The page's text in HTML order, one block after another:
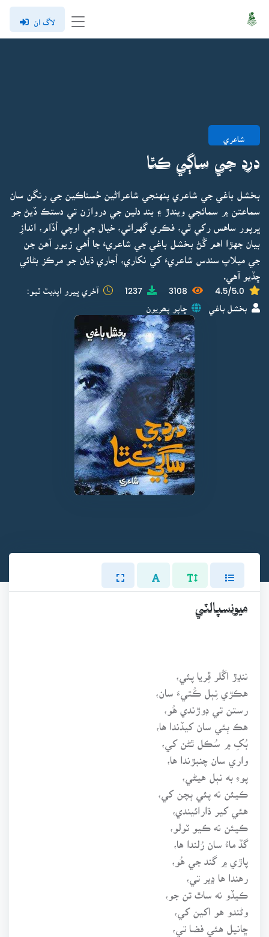
لاگ ان
شاعري
درد جي ساڳي ڪٿا
بخشل باغي جي شاعري پنهنجي شاعراڻين حُسناڪين جي رنگن سان
سماعتن ۾ سمائجي ويندڙ ۽ بند دلين جي دروازن تي دستڪ ڏيڻ جو
ڀرپور ساهس رکي ٿي، فڪري گهرائي، خيال جي اوچي اُڏام، اندازِ
بيان جهڙا اهم گُڻ بخشل باغي جي شاعريءَ جا اُهي زيور آهن جن
جي ميلاپ سندس شاعريءَ کي نکاري، اُجاري ڌيان جو مرڪز بڻائي
ڇڏيو آهي.
4.5/5.0
3108
1237 آخري ڀيرو اپڊيٽ ٿيو:
بخشل باغي ڇاپو پھريون
ميونسپالٽي
ننڍڙ اگُلر ڦِريا پئي،
هڪڙي نِٻل ڪُتيءَ سان،
رستن تي ڊوڙندي هُو،
هڪ ٻئي سان کيڏندا ها،
بُکِ ۾ سُڪل ٿڻن کي،
واري سان چنبڙندا ها،
پوءِ به نٻل هيڻي،
ڪيئن نه پئي ٻچن کي،
هئي کير ڌارائيندي،
ڪيئن نه ڪيو ٽولو،
گڏ ماءُ سان رُلندا ها،
پاڙي ۾ گند جي هُو،
رهندا ها ڍير تي،
ڪيڏو نه ساٿ تن جو،
وڻندو هو اکين کي،
ڇانيل هئي فضا تي،